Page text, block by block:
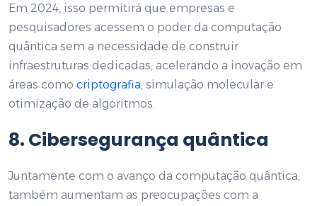
Em 2024, isso permitirá que empresas e
pesquisadores acessem o poder da computação
quântica sem a necessidade de construir
infraestruturas dedicadas, acelerando a inovação em
áreas como criptografia, simulação molecular e
otimização de algoritmos.
8. Cibersegurança quântica
Juntamente com o avanço da computação quântica,
também aumentam as preocupações com a